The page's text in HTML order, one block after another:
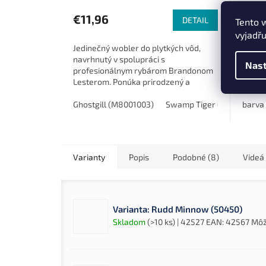
Tento
€11,96 DETAIL
Jedinečný wobler do plytkých vôd,
navrhnutý v spolupráci s
profesionálnym rybárom Brandonom
Lesterom. Ponúka prirodzený a
vedenie aj v blízkosti...
Ghostgill (M8001003) Swamp Tiger (M8001008)
barva
Varianty Popis Podobné (8) Videá
Varianta: Rudd Minnow (50450)
Skladom(>10 ks) | 42527 EAN:42567